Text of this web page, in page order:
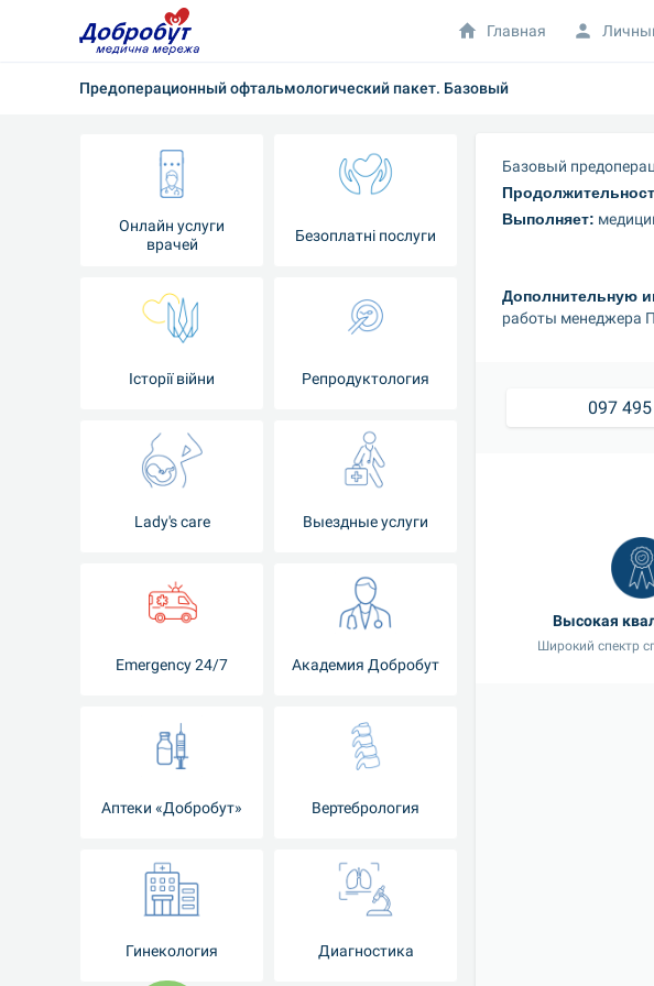
Предоперационный офтальмологический пакет. Базовый
Онлайн услуги
врачей
Безоплатні послуги
Iсторії війни Репродуктология
Lady's care Выездные услуги
Emergency 24/7 Академия Добробут
Аптеки «Добробут» Вертебрология
Гинекология Диагностика
Базовый
Выполняет:
Дополнительную
работы менеджера
097
Высокая
Широкий спектр
Главная